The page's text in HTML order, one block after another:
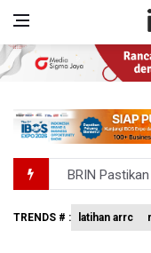
BRIN Sebut
Kementerian
TRENDS # : latihan arrc